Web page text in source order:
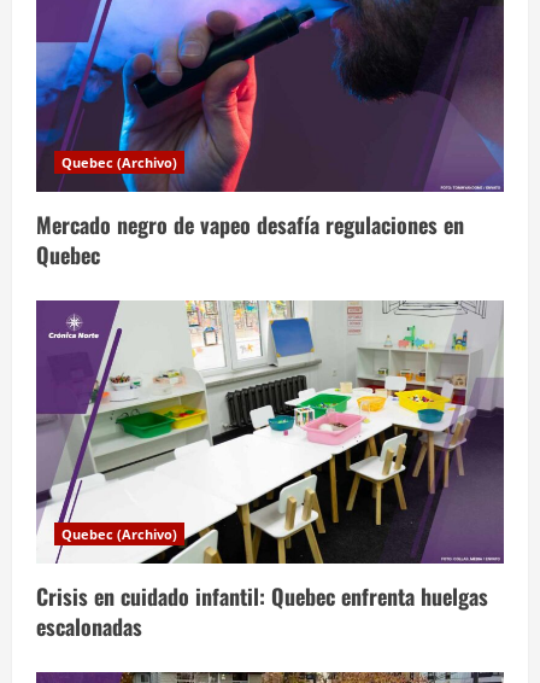
ó
n
d
e
e
n
a
d
a
s
Quebec (Archivo)
Mercado negro de vapeo desafía regulaciones en
Quebec
Quebec (Archivo)
Crisis en cuidado infantil: Quebec enfrenta huelgas
escalonadas